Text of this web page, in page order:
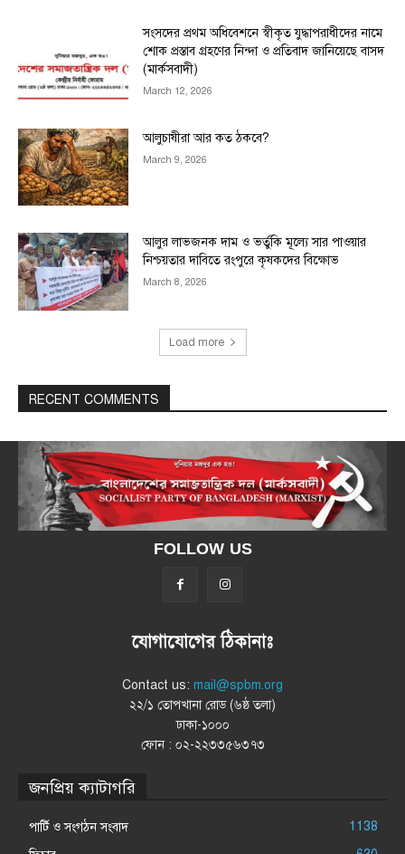
সংসদের প্রথম অধিবেশনে স্বীকৃত যুদ্ধাপরাধীদের নামে
শোক প্রস্তাব গ্রহণের নিন্দা ও প্রতিবাদ জানিয়েছে বাসদ
(মার্কসবাদী)
March 12, 2026
আলুচাষীরা আর কত ঠকবে?
March 9, 2026
আলুর লাভজনক দাম ও ভর্তুকি মূল্যে সার পাওয়ার
নিশ্চয়তার দাবিতে রংপুরে কৃষকদের বিক্ষোভ
March 8, 2026
Load more
RECENT COMMENTS
FOLLOW US
যোগাযোগের ঠিকানাঃ
Contact us: mail@spbm.org
২২/১ তোপখানা রোড (৬ষ্ঠ তলা)
ঢাকা-১০০০
ফোন : ০২-২২৩৩৫৬৩৭৩
জনপ্রিয় ক্যাটাগরি
পার্টি ও সংগঠন সংবাদ
1138